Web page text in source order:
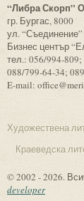
“Либра Скорп”
гр. Бургас, 8000
ул.
Бизнес център
тел.: 056/994-809;
088/799-64-34;
E-mail:
Художествена
Краеведска
© 2002 - 2026.
developer